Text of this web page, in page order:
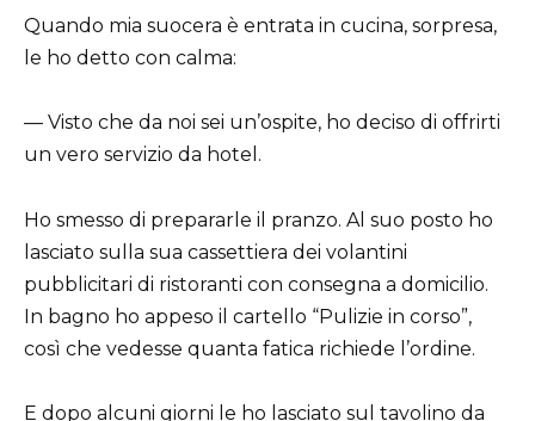
Quando mia suocera è entrata in cucina, sorpresa,
le ho detto con calma:
— Visto che da noi sei un’ospite, ho deciso di offrirti
un vero servizio da hotel.
Ho smesso di prepararle il pranzo. Al suo posto ho
lasciato sulla sua cassettiera dei volantini
pubblicitari di ristoranti con consegna a domicilio.
In bagno ho appeso il cartello “Pulizie in corso”,
così che vedesse quanta fatica richiede l’ordine.
E dopo alcuni giorni le ho lasciato sul tavolino da